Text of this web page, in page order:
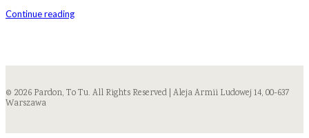
Continue reading
© 2026 Pardon, To Tu. All Rights Reserved | Aleja Armii Ludowej 14, 00-637
Warszawa